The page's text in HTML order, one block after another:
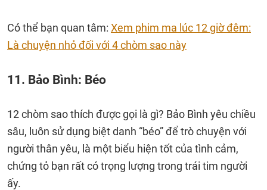
Có thể bạn quan tâm: Xem phim ma lúc 12 giờ đêm:
Là chuyện nhỏ đối với 4 chòm sao này
11. Bảo Bình: Béo
12 chòm sao thích được gọi là gì? Bảo Bình yêu chiều
sâu, luôn sử dụng biệt danh “béo” để trò chuyện với
người thân yêu, là một biểu hiện tốt của tình cảm,
chứng tỏ bạn rất có trọng lượng trong trái tim người
ấy.